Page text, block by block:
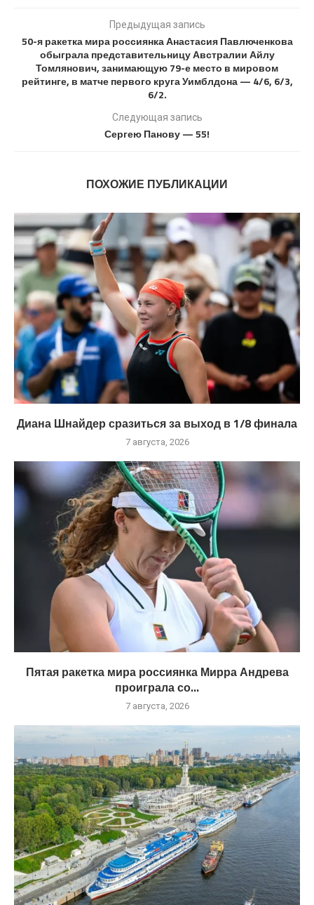
Предыдущая запись
50-я ракетка мира россиянка Анастасия Павлюченкова
обыграла представительницу Австралии Айлу
Томлянович, занимающую 79-е место в мировом
рейтинге, в матче первого круга Уимблдона — 4/6, 6/3,
6/2.
Следующая запись
Сергею Панову — 55!
ПОХОЖИЕ ПУБЛИКАЦИИ
Диана Шнайдер сразиться за выход в 1/8 финала
7 августа, 2026
Пятая ракетка мира россиянка Мирра Андрева
проиграла со...
7 августа, 2026